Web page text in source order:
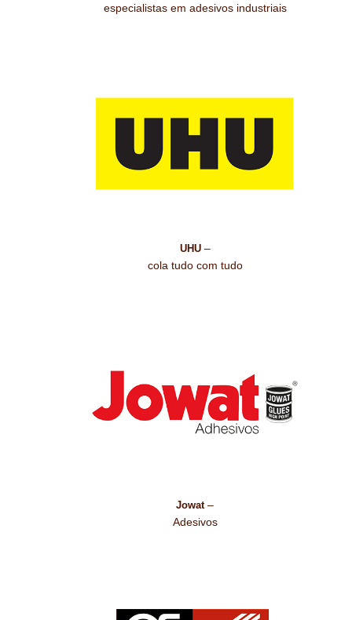
especialistas em adesivos industriais
UHU–
cola tudo com tudo
Jowat–
Adesivos